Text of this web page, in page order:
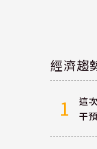
經濟趨
1
這
干